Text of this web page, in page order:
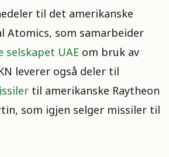
til det amerikanske
Atomics, som samarbeider
selskapet UAE om bruk av
leverer også deler til
til amerikanske Raytheon
som igjen selger missiler til